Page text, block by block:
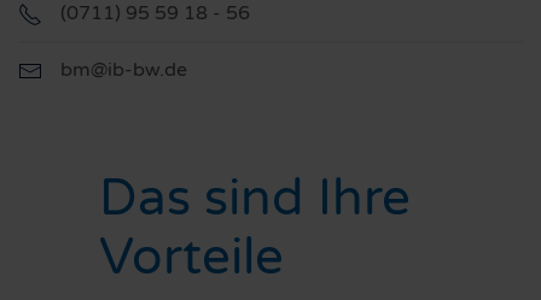
(0711) 95 59 18 - 56
bm@ib-bw.de
Das sind Ihre
Vorteile